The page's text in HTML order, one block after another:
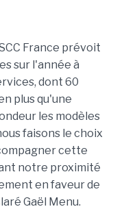
France prévoit
sur l'année à
dont 60
plus qu'une
les modèles
faisons le choix
cette
notre proximité
en faveur de
Gaël Menu.